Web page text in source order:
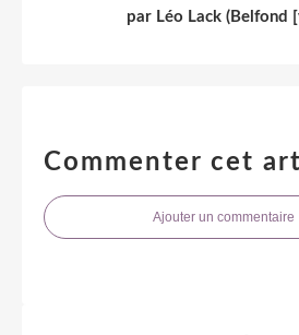
par Léo Lack (Belfond
Commenter cet
Ajouter un commentaire